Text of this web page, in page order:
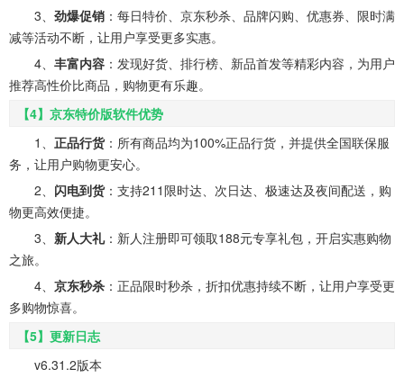
3、 劲爆促销 ：每日特价、京东秒杀、品牌闪购、优惠券、限时满
减等活动不断，让用户享受更多实惠。
4、 丰富内容 ：发现好货、排行榜、新品首发等精彩内容，为用户
推荐高性价比商品，购物更有乐趣。
【4】京东特价版软件优势
1、 正品行货：所有商品均为100%正品行货，并提供全国联保服
务，让用户购物更安心。
2、 闪电到货：支持211限时达、次日达、极速达及夜间配送，购
物更高效便捷。
3、 新人大礼：新人注册即可领取188元专享礼包，开启实惠购物
之旅。
4、 京东秒杀 ：正品限时秒杀，折扣优惠持续不断，让用户享受更
多购物惊喜。
【5】更新日志
v6.31.2版本